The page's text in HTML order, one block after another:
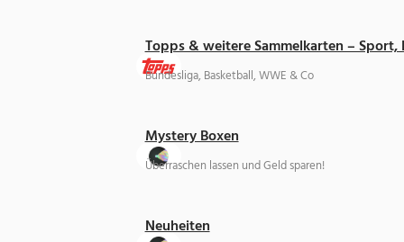
Topps & weitere Sammelkarten –
Bundesliga, Basketball, WWE & Co
Mystery Boxen
Überraschen lassen und Geld sparen!
Neuheiten